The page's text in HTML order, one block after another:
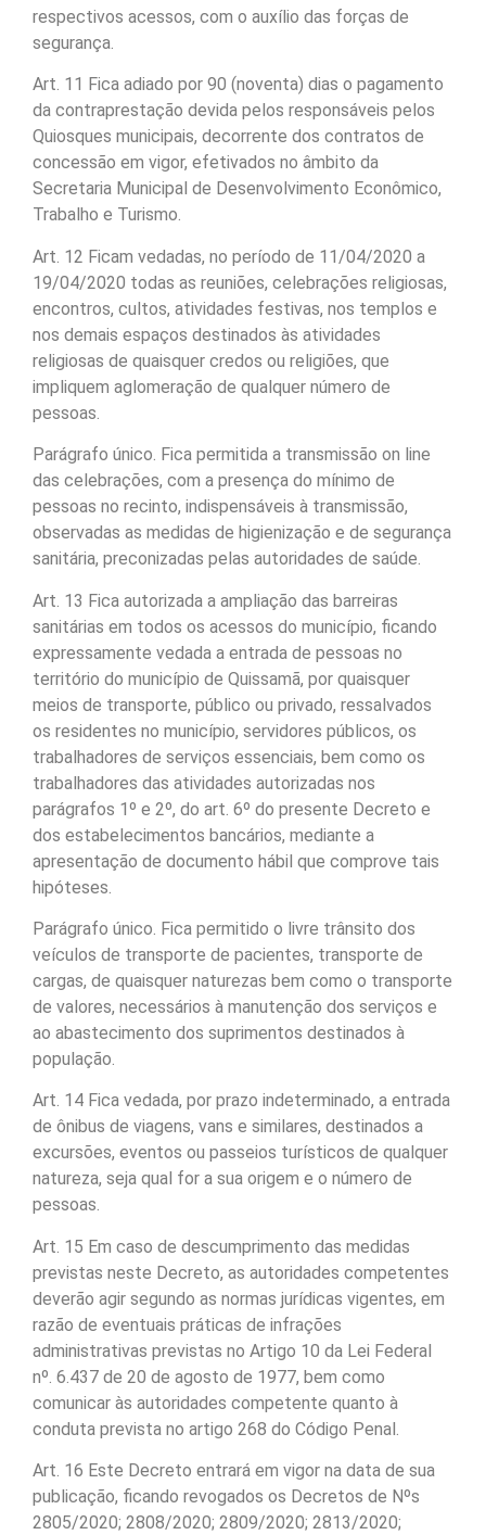
respectivos acessos, com o auxílio das forças de
segurança.
Art. 11 Fica adiado por 90 (noventa) dias o pagamento
da contraprestação devida pelos responsáveis pelos
Quiosques municipais, decorrente dos contratos de
concessão em vigor, efetivados no âmbito da
Secretaria Municipal de Desenvolvimento Econômico,
Trabalho e Turismo.
Art. 12 Ficam vedadas, no período de 11/04/2020 a
19/04/2020 todas as reuniões, celebrações religiosas,
encontros, cultos, atividades festivas, nos templos e
nos demais espaços destinados às atividades
religiosas de quaisquer credos ou religiões, que
impliquem aglomeração de qualquer número de
pessoas.
Parágrafo único. Fica permitida a transmissão on line
das celebrações, com a presença do mínimo de
pessoas no recinto, indispensáveis à transmissão,
observadas as medidas de higienização e de segurança
sanitária, preconizadas pelas autoridades de saúde.
Art. 13 Fica autorizada a ampliação das barreiras
sanitárias em todos os acessos do município, ficando
expressamente vedada a entrada de pessoas no
território do município de Quissamã, por quaisquer
meios de transporte, público ou privado, ressalvados
os residentes no município, servidores públicos, os
trabalhadores de serviços essenciais, bem como os
trabalhadores das atividades autorizadas nos
parágrafos 1º e 2º, do art. 6º do presente Decreto e
dos estabelecimentos bancários, mediante a
apresentação de documento hábil que comprove tais
hipóteses.
Parágrafo único. Fica permitido o livre trânsito dos
veículos de transporte de pacientes, transporte de
cargas, de quaisquer naturezas bem como o transporte
de valores, necessários à manutenção dos serviços e
ao abastecimento dos suprimentos destinados à
população.
Art. 14 Fica vedada, por prazo indeterminado, a entrada
de ônibus de viagens, vans e similares, destinados a
excursões, eventos ou passeios turísticos de qualquer
natureza, seja qual for a sua origem e o número de
pessoas.
Art. 15 Em caso de descumprimento das medidas
previstas neste Decreto, as autoridades competentes
deverão agir segundo as normas jurídicas vigentes, em
razão de eventuais práticas de infrações
administrativas previstas no Artigo 10 da Lei Federal
nº. 6.437 de 20 de agosto de 1977, bem como
comunicar às autoridades competente quanto à
conduta prevista no artigo 268 do Código Penal.
Art. 16 Este Decreto entrará em vigor na data de sua
publicação, ficando revogados os Decretos de Nºs
2805/2020; 2808/2020; 2809/2020; 2813/2020;